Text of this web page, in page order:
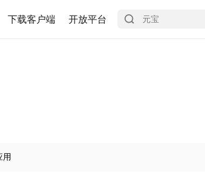
下载客户端 开放平台
用